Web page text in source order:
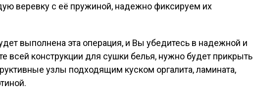
веревку с её пружиной, надежно фиксируем их
выполнена эта операция, и Вы убедитесь в надежной и
всей конструкции для сушки белья, нужно будет прикрыть
узлы подходящим куском оргалита, ламината,